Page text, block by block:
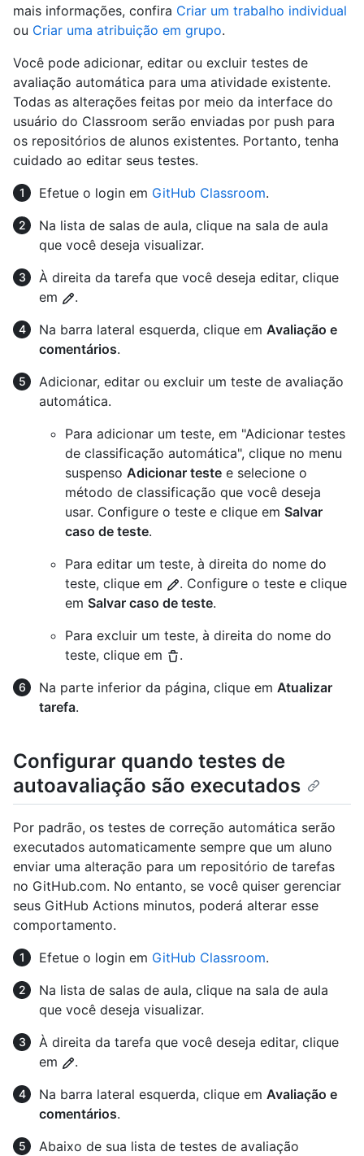
mais informações, confira Criar um trabalho individual
ou Criar uma atribuição em grupo.
Você pode adicionar, editar ou excluir testes de
avaliação automática para uma atividade existente.
Todas as alterações feitas por meio da interface do
usuário do Classroom serão enviadas por push para
os repositórios de alunos existentes. Portanto, tenha
cuidado ao editar seus testes.
Efetue o login em GitHub Classroom.
Na lista de salas de aula, clique na sala de aula
que você deseja visualizar.
À direita da tarefa que você deseja editar, clique
em
.
Na barra lateral esquerda, clique em Avaliação e
comentários.
Adicionar, editar ou excluir um teste de avaliação
automática.
Para adicionar um teste, em "Adicionar testes
de classificação automática", clique no menu
suspenso Adicionar teste e selecione o
método de classificação que você deseja
usar. Configure o teste e clique em Salvar
caso de teste.
Para editar um teste, à direita do nome do
teste, clique em
. Configure o teste e clique
em Salvar caso de teste.
Para excluir um teste, à direita do nome do
teste, clique em
.
Na parte inferior da página, clique em Atualizar
tarefa.
Configurar quando testes de
autoavaliação são executados
Por padrão, os testes de correção automática serão
executados automaticamente sempre que um aluno
enviar uma alteração para um repositório de tarefas
no GitHub.com. No entanto, se você quiser gerenciar
seus GitHub Actions minutos, poderá alterar esse
comportamento.
Efetue o login em GitHub Classroom.
Na lista de salas de aula, clique na sala de aula
que você deseja visualizar.
À direita da tarefa que você deseja editar, clique
em
.
Na barra lateral esquerda, clique em Avaliação e
comentários.
Abaixo de sua lista de testes de avaliação